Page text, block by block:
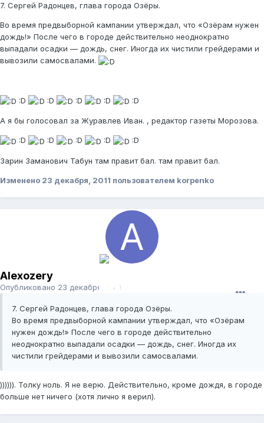
7. Сергей Радонцев, глава города Озёры.
Во время предвыборной кампании утверждал, что «Озёрам нужен
дождь!» После чего в городе действительно неоднократно
выпадали осадки — дождь, снег. Иногда их чистили грейдерами и
вывозили самосвалами.
:D :D :D :D :D
А я бы голосовал за Журавлев Иван. , редактор газеты Морозова.
:D :D :D :D :D
Зарин Заманович Табун там правит бал. там правит бал.
Изменено 23 декабря, 2011 пользователем korpenko
Alexozery
Опубликовано 23 декабря, 2011
7. Сергей Радонцев, глава города Озёры.
Во время предвыборной кампании утверждал, что «Озёрам
нужен дождь!» После чего в городе действительно
неоднократно выпадали осадки — дождь, снег. Иногда их
чистили грейдерами и вывозили самосвалами.
)))))). Толку ноль. Я не верю. Действительно, кроме дождя, в городе
больше нет ничего (хотя лично я верил).